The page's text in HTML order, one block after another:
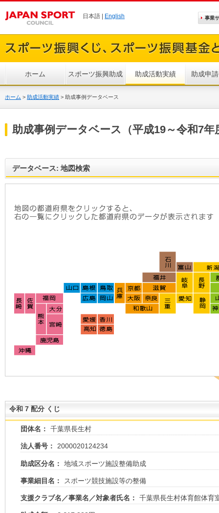
日本語 | English 事業
ホーム スポーツ振興助成 助成活動実績 助成申
ホーム > 助成活動実績 > 助成事例データベース
助成事例データベース（平成19～令和7年
データベース: 地図検索
令和 7 配分 くじ
団体名： 千葉県長生村
法人番号： 2000020124234
助成区分名： 地域スポーツ施設整備助成
事業細目名： スポーツ競技施設等の整備
支援クラブ名／事業名／対象者氏名： 千葉県長生村体育館体育